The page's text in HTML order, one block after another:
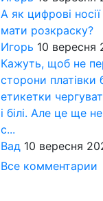
А як цифрові
мати розкраску?
Игорь 10 вересня
Кажуть, щоб не
сторони платівки
етикетки
і білі. Але це ще
с...
Вад 10 вересня
Все комментарии